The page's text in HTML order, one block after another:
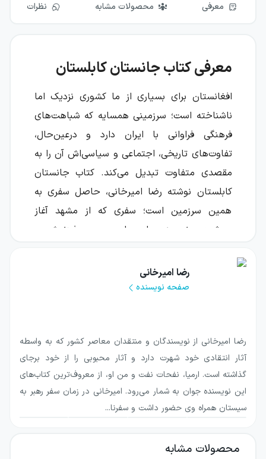
معرفی محصولات مشابه نظرات
معرفی کتاب جانستان کابلستان
افغانستان برای بسیاری از ما کشوری نزدیک اما
ناشناخته است؛ سرزمینی همسایه که شباهت‌های
فرهنگی فراوانی با ایران دارد و درعین‌حال،
تفاوت‌های تاریخی، اجتماعی و سیاسی‌اش آن را به
مقصدی متفاوت تبدیل می‌کند. کتاب جانستان
کابلستان نوشته رضا امیرخانی، حاصل سفری به
همین سرزمین است؛ سفری که از مشهد آغاز
می‌شود و نویسنده را همراه همسر و فرزندش به
امیرخانی در این سفرنامه تنها به ثبت مسیرها و
دیده‌های روزمره اکتفا نمی‌کند. او با نگاهی دقیق،
هم‌زمان ایران را از فاصله‌ای تازه بازنگری می‌کند.
نتیجه، روایتی است درباره سفر، همسایگی، شباهت
و تفاوت؛ کتابی که خواننده را به شناختن کشوری
دعوت می‌کند که معمولاً در فهرست مقصدهای
سفر ایرانیان قرار نمی‌گیرد.
درباره کتاب جانستان کابلستان
رضا امیرخانی
صفحه نویسنده
رضا امیرخانی از نویسندگان و منتقدان معاصر کشور که به واسطه
آثار انتقادی خود شهرت دارد و آثار محبوبی را از خود برجای
گذاشته است. ارمیا، نفحات نفت و من او، از معروف‌ترین کتاب‌های
این نویسنده جوان به شمار می‌رود. امیرخانی در زمان سفر رهبر به
سیستان همراه وی حضور داشت و سفرنا...
محصولات مشابه